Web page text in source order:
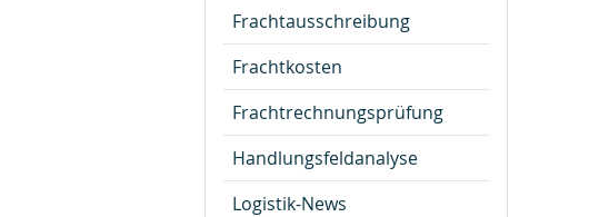
Frachtausschreibung
Frachtkosten
Frachtrechnungsprüfung
Handlungsfeldanalyse
Logistik-News